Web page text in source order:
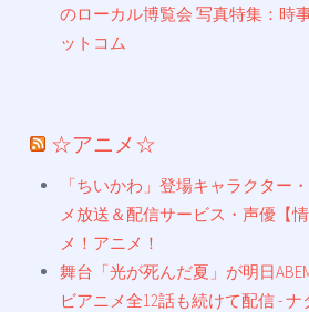
のローカル博覧会 写真特集：時
ットコム
☆アニメ☆
「ちいかわ」登場キャラクター
メ放送＆配信サービス・声優【
メ！アニメ！
舞台「光が死んだ夏」が明日
ビアニメ全12話も続けて配信 - ナ